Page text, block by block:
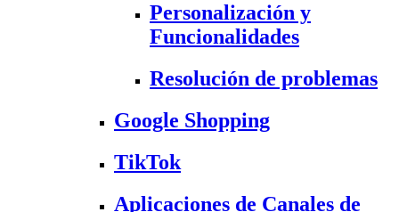
Personalización y
Funcionalidades
Resolución de problemas
Google Shopping
TikTok
Aplicaciones de Canales de